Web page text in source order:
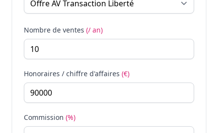
Nombre de ventes (/ an)
Honoraires / chiffre d'affaires (€)
Commission (%)